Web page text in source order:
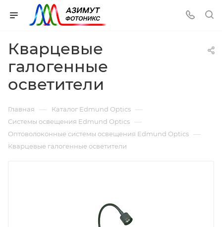
Кварцевые
галогенные
осветители
Главная — Каталог Edmund Optics —
Системы освещения Edmund Optics —
Оптоволоконные системы освещения Edmund Optics —
Кварцевые галогенные осветители